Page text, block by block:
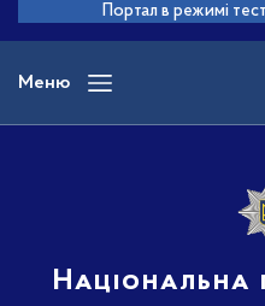
основного
вмісту
Портал в режимі
Меню
Національна